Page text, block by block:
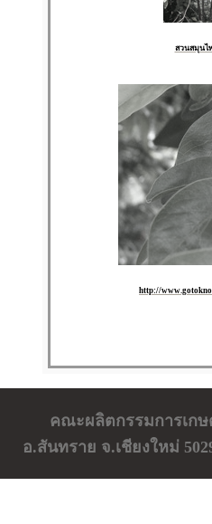
สวนสมุนไ
http://
คณะผลิตกรรมการเก
อ.สันทราย จ.เชียงใหม่